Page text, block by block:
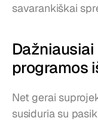
savarankiškai
programos
Net gerai
susiduria su